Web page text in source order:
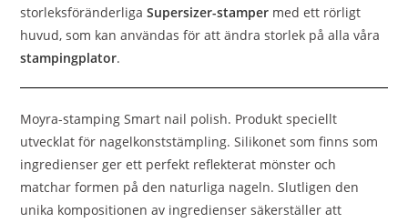
storleksföränderligaSupersizer-stamper med ett rörligt
huvud, som kan användas för att ändra storlek på alla våra
stampingplator.
Moyra-stamping Smart nail polish. Produkt speciellt
utvecklat för nagelkonststämpling. Silikonet som finns som
ingredienser ger ett perfekt reflekterat mönster och
matchar formen på den naturliga nageln. Slutligen den
unika kompositionen av ingredienser säkerställer att